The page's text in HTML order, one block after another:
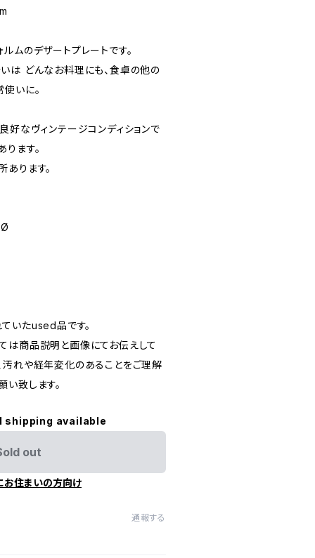
ムのデザートプレートです。
は どんなお料理にも、食卓の他の
いに。
好なヴィンテージコンディションで
ます。
ります。
いたused品です。
は商品説明と画像にてお伝えして
汚れや経年変化のあることをご理解
致します。
shipping available
out
お住まいの方向け
通報する